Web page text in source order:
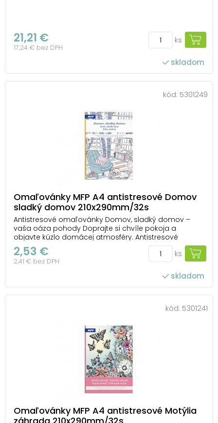
21,21 €
17,24 € bez DPH
ks
skladom
kód: 5301249
Omaľovánky MFP A4 antistresové Domov
sladký domov 210x290mm/32s
Antistresové omaľovánky Domov, sladký domov –
vaša oáza pohody Doprajte si chvíle pokoja a
objavte kúzlo domácej atmosféry. Antistresové
omaľovánky Domov, sladký domov od MFP vám
ponúknu ilustrácie plné útulných interiérov, dekorácií a
drobných detailov, ktoré pripomínajú radosť z
2,53 €
2,41 € bez DPH
ks
skladom
kód: 5301241
Omaľovánky MFP A4 antistresové Motýlia